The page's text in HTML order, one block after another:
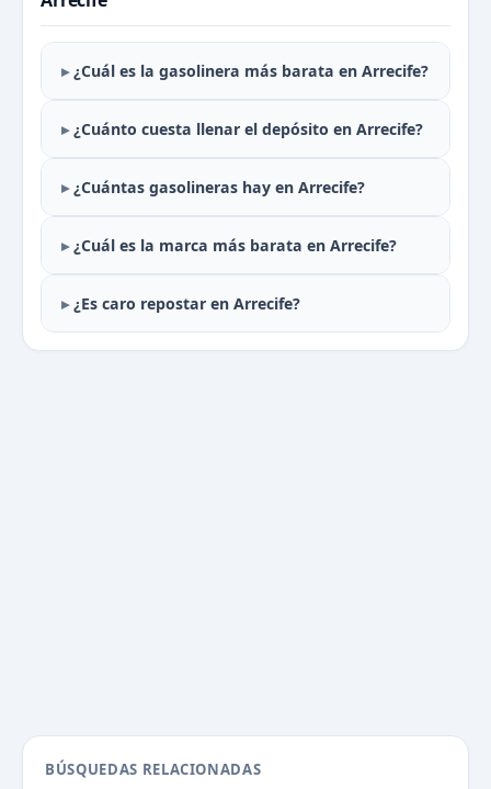
¿Cuál es la gasolinera más barata en Arrecife?
¿Cuánto cuesta llenar el depósito en Arrecife?
¿Cuántas gasolineras hay en Arrecife?
¿Cuál es la marca más barata en Arrecife?
¿Es caro repostar en Arrecife?
BÚSQUEDAS RELACIONADAS